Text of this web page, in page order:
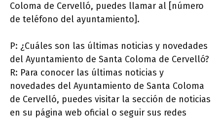
Coloma de Cervelló, puedes llamar al [número
de teléfono del ayuntamiento].
P: ¿Cuáles son las últimas noticias y novedades
del Ayuntamiento de Santa Coloma de Cervelló?
R: Para conocer las últimas noticias y
novedades del Ayuntamiento de Santa Coloma
de Cervelló, puedes visitar la sección de noticias
en su página web oficial o seguir sus redes